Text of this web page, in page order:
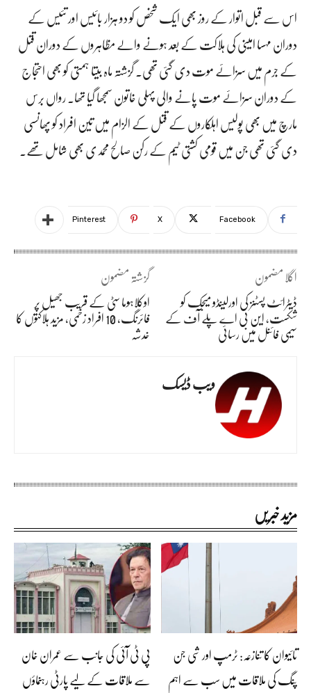
اس سے قبل اتوار کے روز بھی ایک شخص کو دو ہزار بائیس اور تئیس کے
دوران مہسا امینی کی ہلاکت کے بعد ہونے والے مظاہروں کے دوران قتل
کے جرم میں سزائے موت دی گئی تھی۔ گزشتہ ماہ بیتا ہمتی کو بھی احتجاج
کے دوران سزائے موت پانے والی پہلی خاتون سمجھا گیا تھا۔ رواں برس
مارچ میں بھی پولیس اہلکاروں کے قتل کے الزام میں تین افراد کو پھانسی
دی گئی تھی جن میں قومی کشتی ٹیم کے رکن صالح محمدی بھی شامل تھے۔
Facebook
X
Pinterest
گزشتہ مضمون
اوکلاہوما سٹی کے قریب جھیل پر
فائرنگ، 10 افراد زخمی، مزید ہلاکتوں کا
خدشہ
اگلا مضمون
ڈیٹرائٹ پسٹنز کی اورلینڈو میجک کو
شکست، این بی اے پلے آف کے
سیمی فائنل میں رسائی
ویب ڈیسک
مزید خبریں
تائیوان کا تنازعہ: ٹرمپ اور شی جن
پنگ کی ملاقات میں سب سے اہم
پی ٹی آئی کی جانب سے عمران خان
سے ملاقات کے لیے پارٹی رہنماؤں